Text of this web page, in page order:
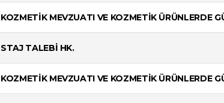
KOZMETİK MEVZUATI VE KOZMETİK ÜRÜNLERDE
STAJ TALEBİ HK.
KOZMETİK MEVZUATI VE KOZMETİK ÜRÜNLERDE